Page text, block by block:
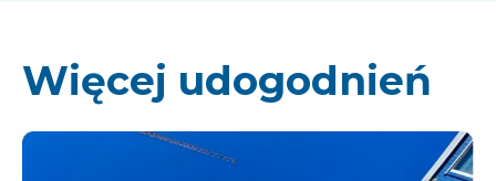
Więcej udogodnień